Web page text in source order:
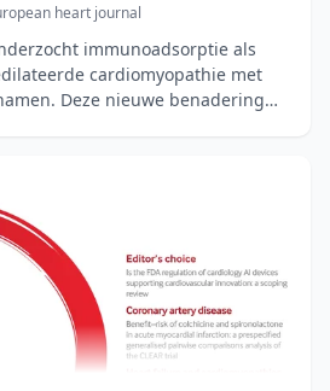
heart journal
immunoadsorptie als
cardiomyopathie met
Deze nieuwe benadering